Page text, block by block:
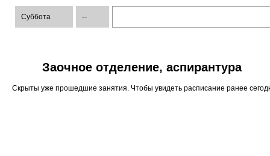
Суббота --
Заочное отделение, аспирантура
Скрыты уже прошедшие занятия. Чтобы увидеть расписание ранее